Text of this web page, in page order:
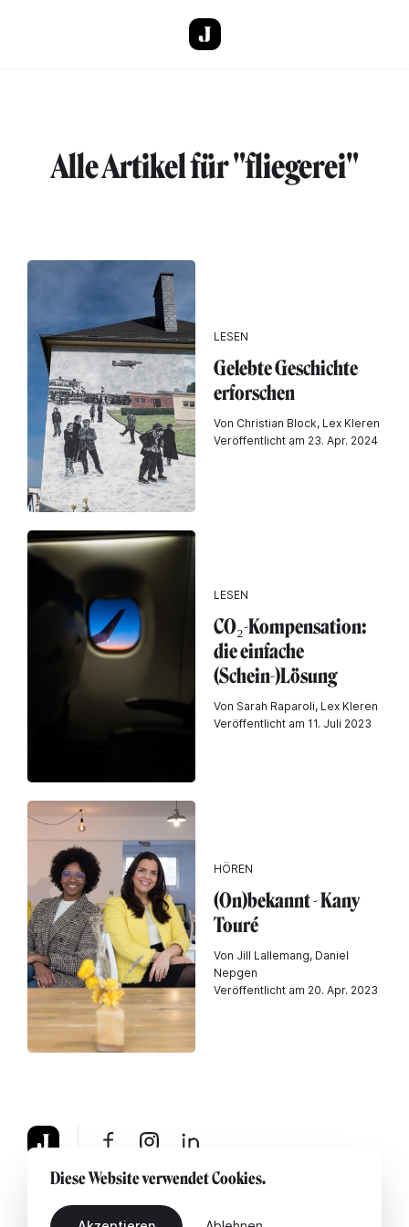
Alle Artikel für "fliegerei"
LESEN
Gelebte Geschichte
erforschen
Von Christian Block, Lex Kleren
Veröffentlicht am 23. Apr. 2024
LESEN
CO₂-Kompensation:
die einfache
(Schein-)Lösung
Von Sarah Raparoli, Lex Kleren
Veröffentlicht am 11. Juli 2023
HÖREN
(On)bekannt - Kany
Touré
Von Jill Lallemang, Daniel
Nepgen
Veröffentlicht am 20. Apr. 2023
Über uns Rechtshinweis Kontaktiere uns
Diese Website verwendet Cookies.